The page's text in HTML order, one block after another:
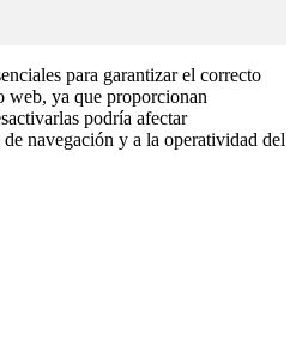
para garantizar el correcto
web, ya que proporcionan
podría afectar
navegación y a la operatividad del